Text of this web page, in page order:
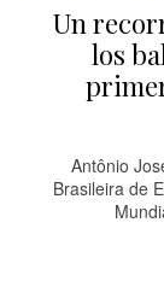
Un
los
Antônio
Brasileira de